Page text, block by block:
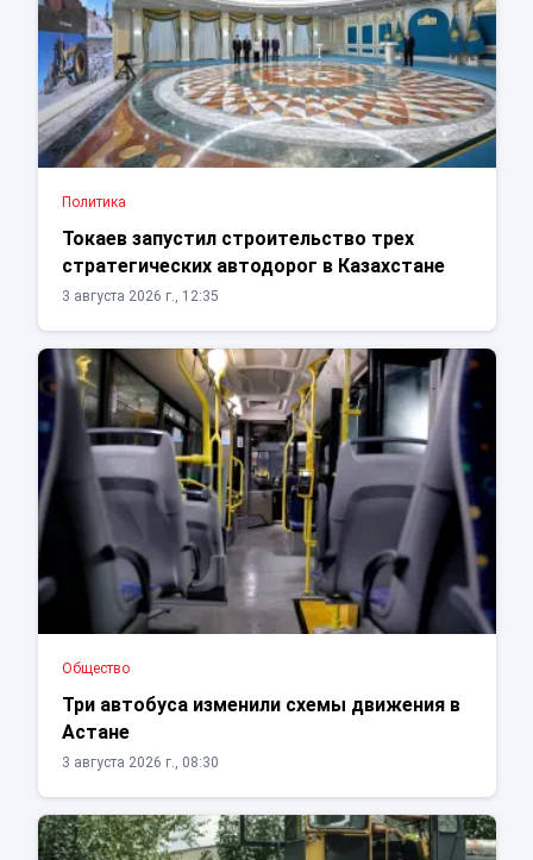
Политика
Токаев запустил строительство трех
стратегических автодорог в Казахстане
3 августа 2026 г., 12:35
Общество
Три автобуса изменили схемы движения в
Астане
3 августа 2026 г., 08:30